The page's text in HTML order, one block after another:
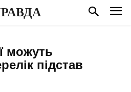
можуть
підстав